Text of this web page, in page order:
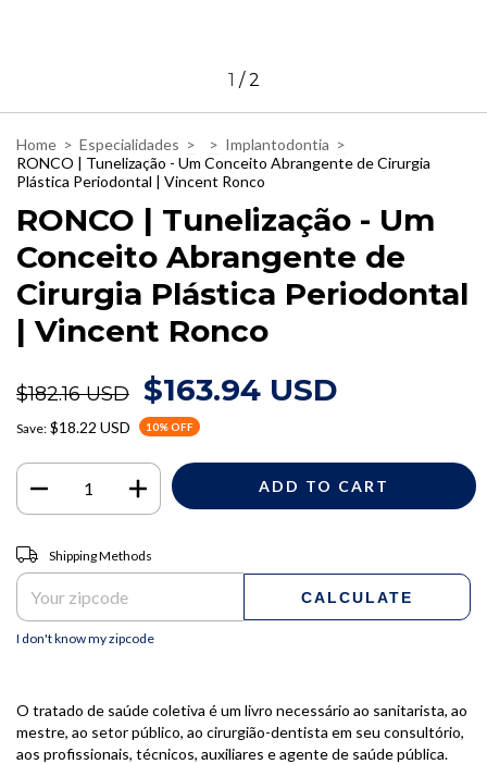
1 /2
Home > Especialidades > > Implantodontia >
RONCO | Tunelização - Um Conceito Abrangente de Cirurgia
Plástica Periodontal | Vincent Ronco
RONCO | Tunelização - Um
Conceito Abrangente de
Cirurgia Plástica Periodontal
| Vincent Ronco
$182.16 USD $163.94 USD
Save: $18.22 USD 10% OFF
Shipping for zipcode:
Shipping Methods
CALCULATE
I don't know my zipcode
O tratado de saúde coletiva é um livro necessário ao sanitarista, ao
mestre, ao setor público, ao cirurgião-dentista em seu consultório,
aos profissionais, técnicos, auxiliares e agente de saúde pública.